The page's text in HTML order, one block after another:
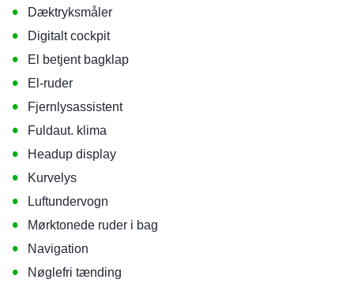
• Dæktryksmåler
• Digitalt cockpit
• El betjent bagklap
• El-ruder
• Fjernlysassistent
• Fuldaut. klima
• Headup display
• Kurvelys
• Luftundervogn
• Mørktonede ruder i bag
• Navigation
• Nøglefri tænding